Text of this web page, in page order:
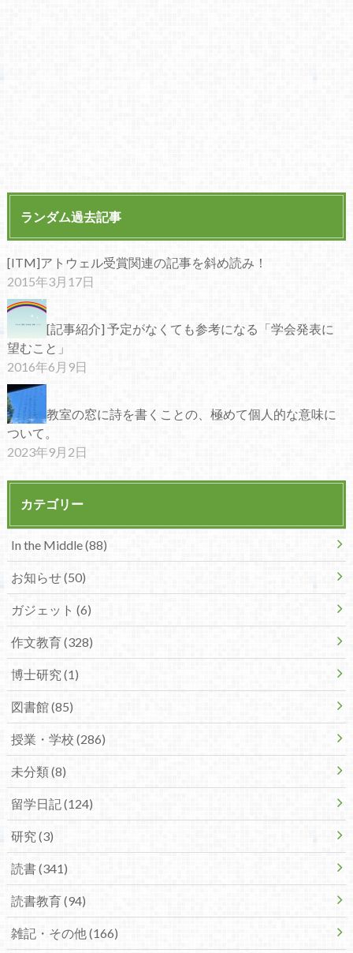
ランダム過去記事
[ITM]アトウェル受賞関連の記事を斜め読み！
2015年3月17日
[記事紹介] 予定がなくても参考になる「学会発表に
望むこと」
2016年6月9日
教室の窓に詩を書くことの、極めて個人的な意味に
ついて。
2023年9月2日
カテゴリー
In the Middle (88)
お知らせ (50)
ガジェット (6)
作文教育 (328)
博士研究 (1)
図書館 (85)
授業・学校 (286)
未分類 (8)
留学日記 (124)
研究 (3)
読書 (341)
読書教育 (94)
雑記・その他 (166)